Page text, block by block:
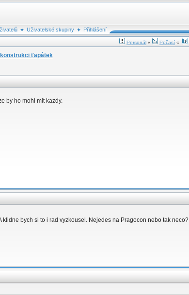
Uživatelské skupiny
Přihlášení
Personál « Počasí «
konstrukci ťapátek
by ho mohl mit kazdy.
bych si to i rad vyzkousel. Nejedes na Pragocon nebo tak neco?